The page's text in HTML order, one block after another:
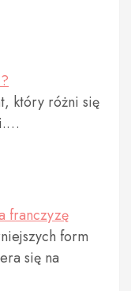
który różni się
franczyzę
form
się na